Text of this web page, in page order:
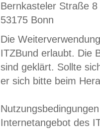
Bernkasteler Straße 8
53175 Bonn
Die
ITZBund erlaubt. Die
sind geklärt. Sollte
er sich bitte beim
Internetangebot des